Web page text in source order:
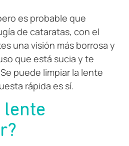
es probable que
de cataratas, con el
una visión más borrosa y
que está sucia y te
puede limpiar la lente
rápida es sí.
lente